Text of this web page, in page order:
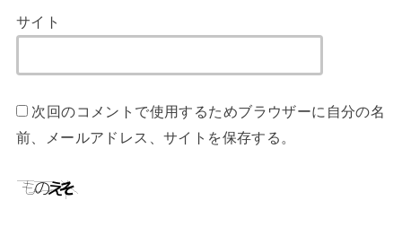
サイト
次回のコメントで使用するためブラウザーに自分の名
前、メールアドレス、サイトを保存する。